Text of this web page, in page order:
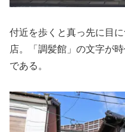
付近を歩くと真っ先に目
店。「調髪館」の文字が
である。